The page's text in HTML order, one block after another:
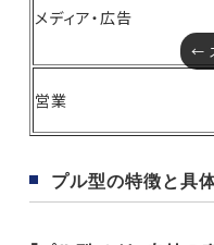
メディア・広告
営業
プル型の特徴と具